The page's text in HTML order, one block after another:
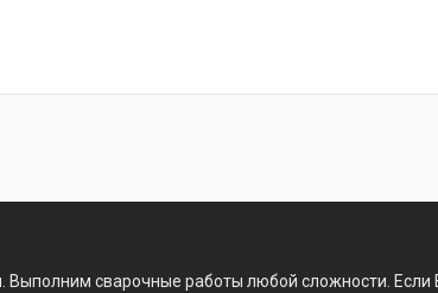
сварочные работы любой сложности. Если